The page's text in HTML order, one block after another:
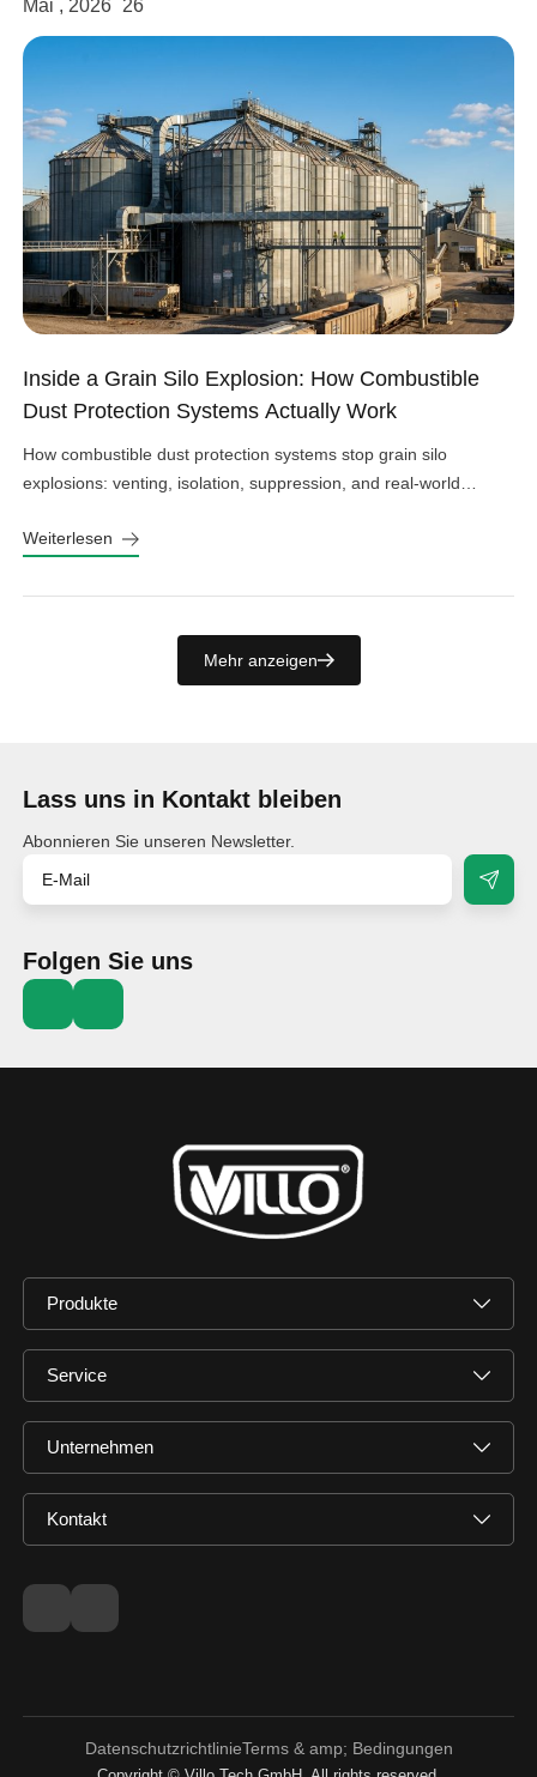
Mai , 2026 26
Inside a Grain Silo Explosion: How Combustible
Dust Protection Systems Actually Work
How combustible dust protection systems stop grain silo
explosions: venting, isolation, suppression, and real-world
Weiterlesen
Mehr anzeigen
Lass uns in Kontakt bleiben
Abonnieren Sie unseren Newsletter.
Folgen Sie uns
Produkte
Service
Unternehmen
Kontakt
DatenschutzrichtlinieTerms & amp; Bedingungen